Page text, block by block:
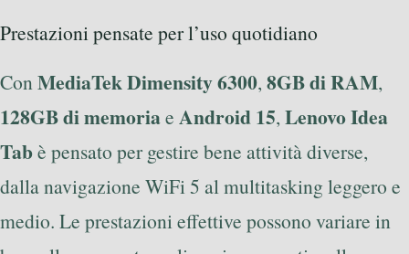
Prestazioni pensate per l’uso quotidiano
ConMediaTek Dimensity 6300, 8GB di RAM,
128GB di memoriae Android 15, Lenovo Idea
Tabè pensato per gestire bene attività diverse,
dalla navigazione WiFi 5 al multitasking leggero e
medio. Le prestazioni effettive possono variare in